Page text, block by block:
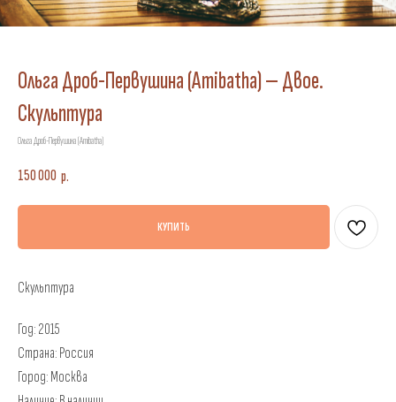
Ольга Дроб-Первушина (Amibatha) — Двое.
Скульптура
Ольга Дроб-Первушина (Amibatha)
150 000 р.
КУПИТЬ
Скульптура
Год: 2015
Страна: Россия
Город: Москва